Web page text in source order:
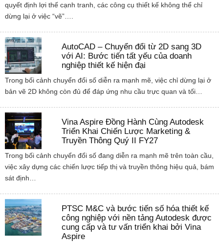
quyết định lợi thế cạnh tranh, các công cụ thiết kế không thể chỉ
dừng lại ở việc “vẽ”….
AutoCAD – Chuyển đổi từ 2D sang 3D
với AI: Bước tiến tất yếu của doanh
nghiệp thiết kế hiện đại
Trong bối cảnh chuyển đổi số diễn ra mạnh mẽ, việc chỉ dừng lại ở
bản vẽ 2D không còn đủ để đáp ứng nhu cầu trực quan và tối…
Vina Aspire Đồng Hành Cùng Autodesk
Triển Khai Chiến Lược Marketing &
Truyền Thông Quý II FY27
Trong bối cảnh chuyển đổi số đang diễn ra mạnh mẽ trên toàn cầu,
việc xây dựng các chiến lược tiếp thị và truyền thông hiệu quả, bám
sát định…
PTSC M&C và bước tiến số hóa thiết kế
công nghiệp với nền tảng Autodesk được
cung cấp và tư vấn triển khai bởi Vina
Aspire